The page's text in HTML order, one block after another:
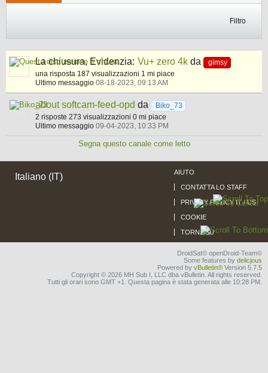
Filtro
La chiusura, Evidenzia: Vu+ zero 4k da gimsy
una risposta 187 visualizzazioni 1 mi piace
Ultimo messaggio 08-18-2023, 09:13 AM
about softcam-feed-opd da Biko_73
2 risposte 273 visualizzazioni 0 mi piace
Ultimo messaggio 09-04-2023, 10:33 PM
Segna questo canale come letto
Italiano (IT) AIUTO
CONTATTA LO STAFF
PRIVACY POLICY IT / US
COOKIE
TORNA SU
DroidSat© openDroid-Team©
Some features by delicjous
Powered by vBulletin® Version 5.7.5
Copyright © 2026 MH Sub I, LLC dba vBulletin. All rights reserved.
Tutti gli orari sono GMT +1. Questa pagina è stata generata alle 10:28 PM.